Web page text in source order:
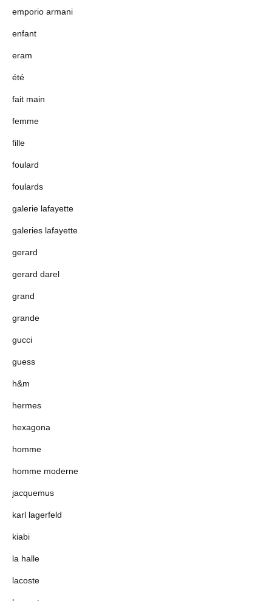
emporio armani
enfant
eram
été
fait main
femme
fille
foulard
foulards
galerie lafayette
galeries lafayette
gerard
gerard darel
grand
grande
gucci
guess
h&m
hermes
hexagona
homme
homme moderne
jacquemus
karl lagerfeld
kiabi
la halle
lacoste